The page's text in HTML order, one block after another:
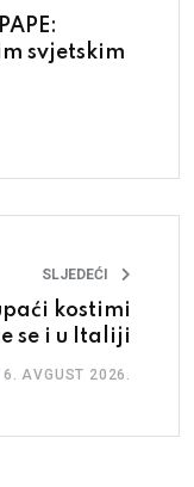
svjetskim
SLJEDEĆI
kostimi
se i u Italiji
6. AVGUST 2026.